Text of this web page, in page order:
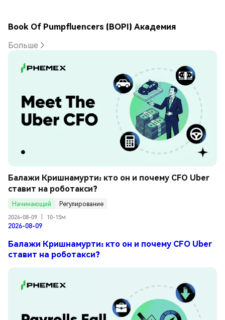
Book Of Pumpfluencers (BOPI) Академия
Больше
Балажи Кришнамурти: кто он и почему CFO Uber
ставит на роботакси?
Начинающий
Регулирование
2026-08-09
10-15м
2026-08-09
Балажи Кришнамурти: кто он и почему CFO Uber
ставит на роботакси?